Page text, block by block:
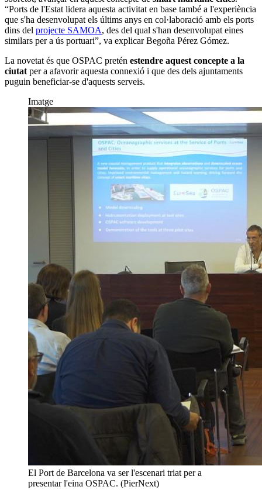
“Ports de l'Estat lidera aquesta activitat en base també a l'experiència
que s'ha desenvolupat els últims anys en col·laboració amb els ports
dins del projecte SAMOA, des del qual s'han desenvolupat eines
similars per a ús portuari”, va explicar Begoña Pérez Gómez.
La novetat és que OSPAC pretén estendre aquest concepte a la
ciutat per a afavorir aquesta connexió i que des dels ajuntaments
puguin beneficiar-se d'aquests serveis.
Imatge
El Port de Barcelona va ser l'escenari triat per a
presentar l'eina OSPAC. (PierNext)